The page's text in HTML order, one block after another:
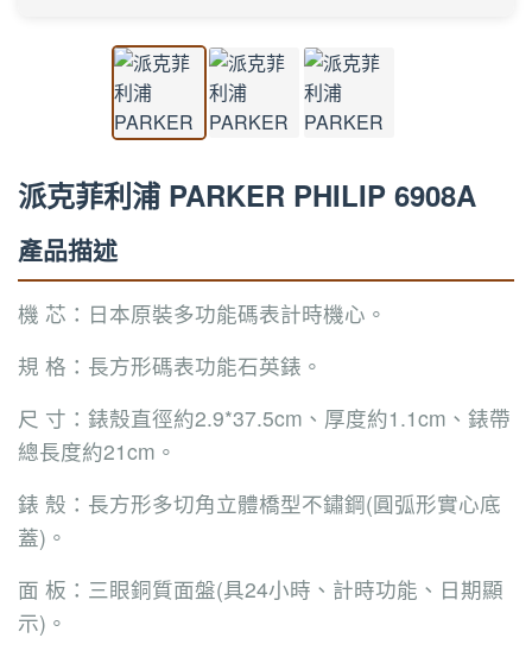
派克菲利浦 PARKER PHILIP 6908A
產品描述
機 芯：日本原裝多功能碼表計時機心。
規 格：長方形碼表功能石英錶。
尺 寸：錶殼直徑約2.9*37.5cm、厚度約1.1cm、錶帶
總長度約21cm。
錶 殼：長方形多切角立體橋型不鏽鋼(圓弧形實心底
蓋)。
面 板：三眼銅質面盤(具24小時、計時功能、日期顯
示)。